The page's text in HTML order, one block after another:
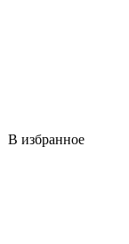
В избранное